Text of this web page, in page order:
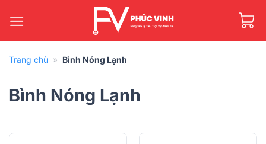
qua
Bình Nóng Lạnh
Trang chủ » Bình Nóng Lạnh